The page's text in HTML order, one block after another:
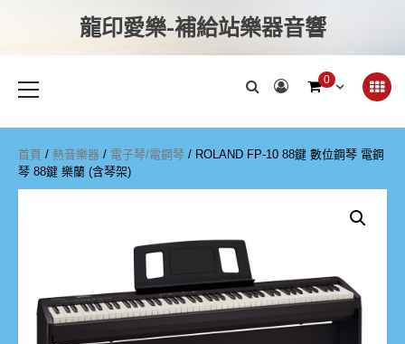
龍印愛樂-補給站樂器音響
0
首頁 / 熱音樂器 / 電子琴/電鋼琴 / ROLAND FP-10 88鍵 數位鋼琴 電鋼
琴 88鍵 樂蘭 (含琴架)